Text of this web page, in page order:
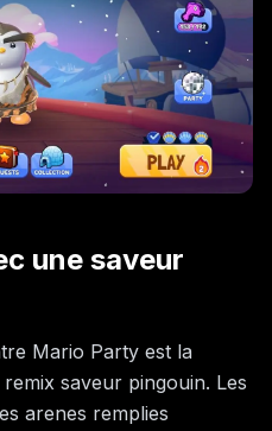
une saveur
Mario Party est la
saveur pingouin. Les
arenes remplies